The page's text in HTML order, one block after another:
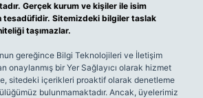
Gerçek kurum ve kişiler ile isim
tesadüfidir. Sitemizdeki bilgiler taslak
taşımazlar.
gereğince Bilgi Teknolojileri ve İletişim
onaylanmış bir Yer Sağlayıcı olarak hizmet
sitedeki içerikleri proaktif olarak denetleme
bulunmamaktadır. Ancak, üyelerimiz